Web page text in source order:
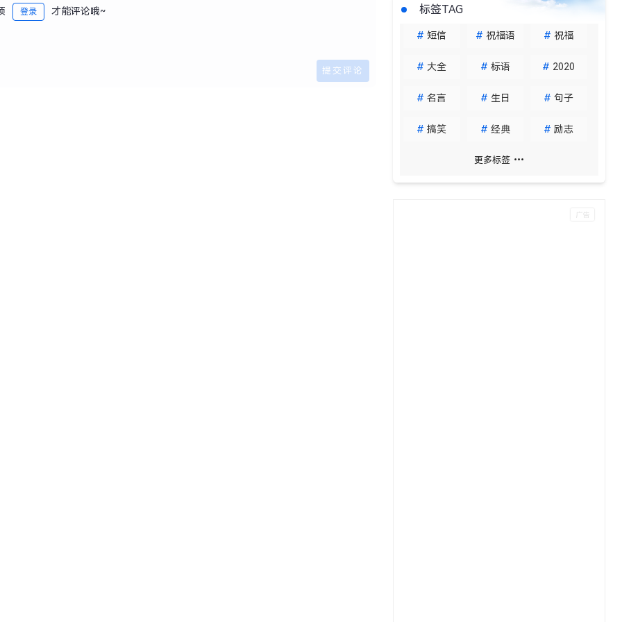
登录 才能评论哦~ 标签TAG
# 短信 # 祝福语 # 祝福
# 大全 # 标语 # 2020
# 名言 # 生日 # 句子
# 搞笑 # 经典 # 励志
更多标签